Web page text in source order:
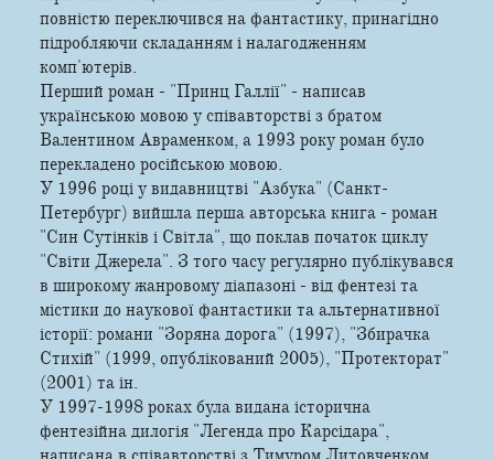
повністю переключився на фантастику, принагідно
підробляючи складанням і налагодженням
комп'ютерів.
Перший роман - "Принц Галлії" - написав
українською мовою у співавторстві з братом
Валентином Авраменком, а 1993 року роман було
перекладено російською мовою.
У 1996 році у видавництві "Азбука" (Санкт-
Петербург) вийшла перша авторська книга - роман
"Син Сутінків і Світла", що поклав початок циклу
"Світи Джерела". З того часу регулярно публікувався
в широкому жанровому діапазоні - від фентезі та
містики до наукової фантастики та альтернативної
історії: романи "Зоряна дорога" (1997), "Збирачка
Стихій" (1999, опублікований 2005), "Протекторат"
(2001) та ін.
У 1997-1998 роках була видана історична
фентезійна дилогія "Легенда про Карсідара",